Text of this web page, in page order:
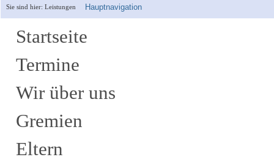
Sie sind hier: Leistungen Hauptnavigation
Startseite
Termine
Wir über uns
Gremien
Eltern